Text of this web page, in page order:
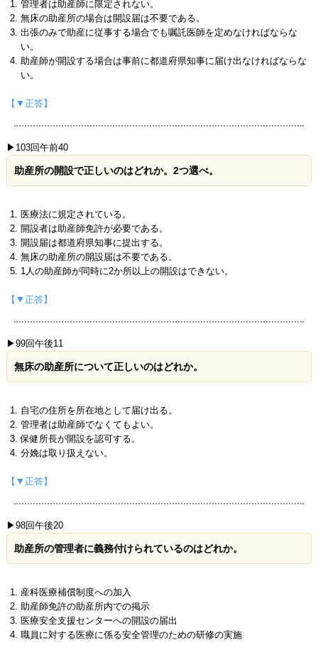
管理者は助産師に限定されない。
無床の助産所の場合は開設届は不要である。
出張のみで助産に従事する場合でも嘱託医師を定めなければならな
い。
助産師が開設する場合は事前に都道府県知事に届け出なければならな
い。
【▼正答】
▶103回午前40
助産所の開設で正しいのはどれか。2つ選べ。
医療法に規定されている。
開設者は助産師免許が必要である。
開設届は都道府県知事に提出する。
無床の助産所の開設届は不要である。
1人の助産師が同時に2か所以上の開設はできない。
【▼正答】
▶99回午後11
無床の助産所について正しいのはどれか。
自宅の住所を所在地として届け出る。
管理者は助産師でなくてもよい。
保健所長が開設を認可する。
分娩は取り扱えない。
【▼正答】
▶98回午後20
助産所の管理者に義務付けられているのはどれか。
産科医療補償制度への加入
助産師免許の助産所内での掲示
医療安全支援センターへの開設の届出
職員に対する医療に係る安全管理のための研修の実施